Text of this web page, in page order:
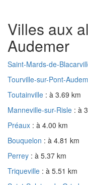
Villes aux
Audemer
Saint-Mards-de-
Tourville-sur-Pont-
Toutainville : à 3.69 km
Manneville-sur-Risle : à
Préaux : à 4.00 km
Bouquelon : à 4.81 km
Perrey : à 5.37 km
Triqueville : à 5.51 km